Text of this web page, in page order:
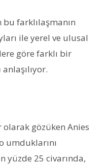
bu farklılaşmanın
ile yerel ve ulusal
göre farklı bir
gözüken Anies
umduklarını
yüzde 25 civarında,